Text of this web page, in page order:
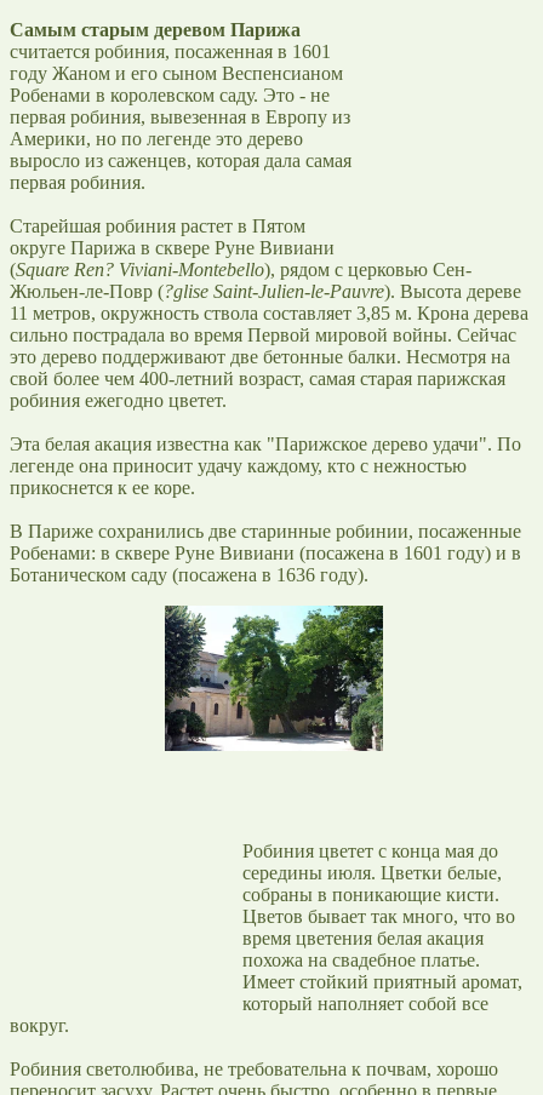
Самым старым деревом Парижа
считается робиния, посаженная в 1601
году Жаном и его сыном Веспенсианом
Робенами в королевском саду. Это - не
первая робиния, вывезенная в Европу из
Америки, но по легенде это дерево
выросло из саженцев, которая дала самая
первая робиния.
Старейшая робиния растет в Пятом
округе Парижа в сквере Руне Вивиани
(Square Ren? Viviani-Montebello), рядом с церковью Сен-
Жюльен-ле-Повр (?glise Saint-Julien-le-Pauvre). Высота дереве
11 метров, окружность ствола составляет 3,85 м. Крона дерева
сильно пострадала во время Первой мировой войны. Сейчас
это дерево поддерживают две бетонные балки. Несмотря на
свой более чем 400-летний возраст, самая старая парижская
робиния ежегодно цветет.
Эта белая акация известна как "Парижское дерево удачи". По
легенде она приносит удачу каждому, кто с нежностью
прикоснется к ее коре.
В Париже сохранились две старинные робинии, посаженные
Робенами: в сквере Руне Вивиани (посажена в 1601 году) и в
Ботаническом саду (посажена в 1636 году).
Робиния цветет с конца мая до
середины июля. Цветки белые,
собраны в поникающие кисти.
Цветов бывает так много, что во
время цветения белая акация
похожа на свадебное платье.
Имеет стойкий приятный аромат,
который наполняет собой все
вокруг.
Робиния светолюбива, не требовательна к почвам, хорошо
переносит засуху. Растет очень быстро, особенно в первые